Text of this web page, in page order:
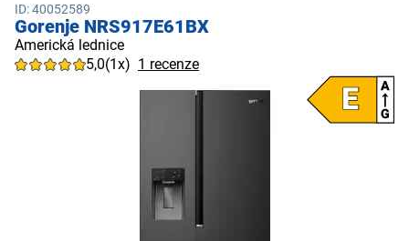
ID: 40052589
Gorenje NRS917E61BX
Americká lednice
5,0(1x) 1 recenze